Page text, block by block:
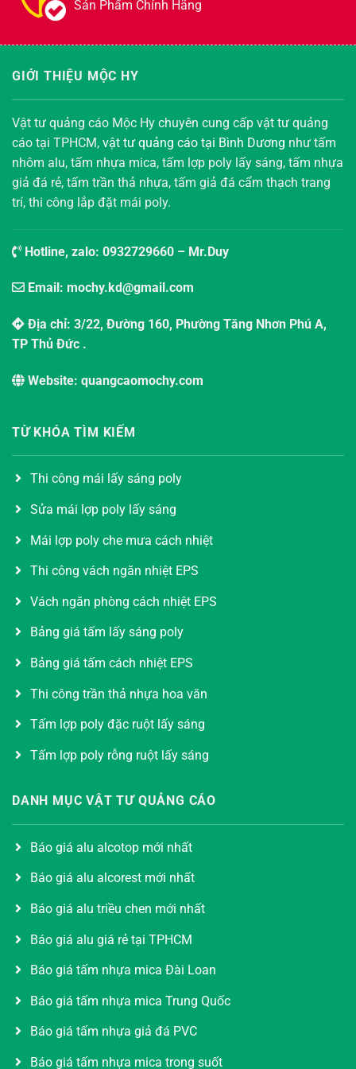
Sản Phẩm Chính Hãng
GIỚI THIỆU MỘC HY
Vật tư quảng cáo Mộc Hy chuyên cung cấp vật tư quảng
cáo tại TPHCM, vật tư quảng cáo tại Bình Dương như tấm
nhôm alu, tấm nhựa mica, tấm lợp poly lấy sáng, tấm nhựa
giả đá rẻ, tấm trần thả nhựa, tấm giả đá cẩm thạch trang
trí, thi công lắp đặt mái poly.
Hotline, zalo: 0932729660 – Mr.Duy
Email: mochy.kd@gmail.com
Địa chỉ: 3/22, Đường 160, Phường Tăng Nhơn Phú A,
TP Thủ Đức .
Website: quangcaomochy.com
TỪ KHÓA TÌM KIẾM
Thi công mái lấy sáng poly
Sửa mái lợp poly lấy sáng
Mái lợp poly che mưa cách nhiệt
Thi công vách ngăn nhiệt EPS
Vách ngăn phòng cách nhiệt EPS
Bảng giá tấm lấy sáng poly
Bảng giá tấm cách nhiệt EPS
Thi công trần thả nhựa hoa văn
Tấm lợp poly đặc ruột lấy sáng
Tấm lợp poly rỗng ruột lấy sáng
DANH MỤC VẬT TƯ QUẢNG CÁO
Báo giá alu alcotop mới nhất
Báo giá alu alcorest mới nhất
Báo giá alu triều chen mới nhất
Báo giá alu giá rẻ tại TPHCM
Báo giá tấm nhựa mica Đài Loan
Báo giá tấm nhựa mica Trung Quốc
Báo giá tấm nhựa giả đá PVC
Báo giá tấm nhựa mica trong suốt